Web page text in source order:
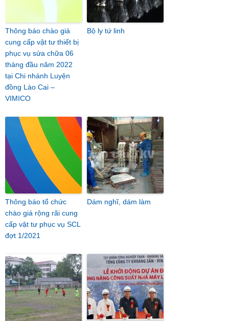
Thông báo chào giá
cung cấp vật tư thiết bị
phục vụ sửa chữa 06
tháng đầu năm 2022
tại Chi nhánh Luyện
đồng Lào Cai –
VIMICO
Bộ ly tứ linh
Thông báo tổ chức
chào giá rộng rãi cung
cấp vật tư phục vụ SCL
đợt 1/2021
Dám nghĩ, dám làm